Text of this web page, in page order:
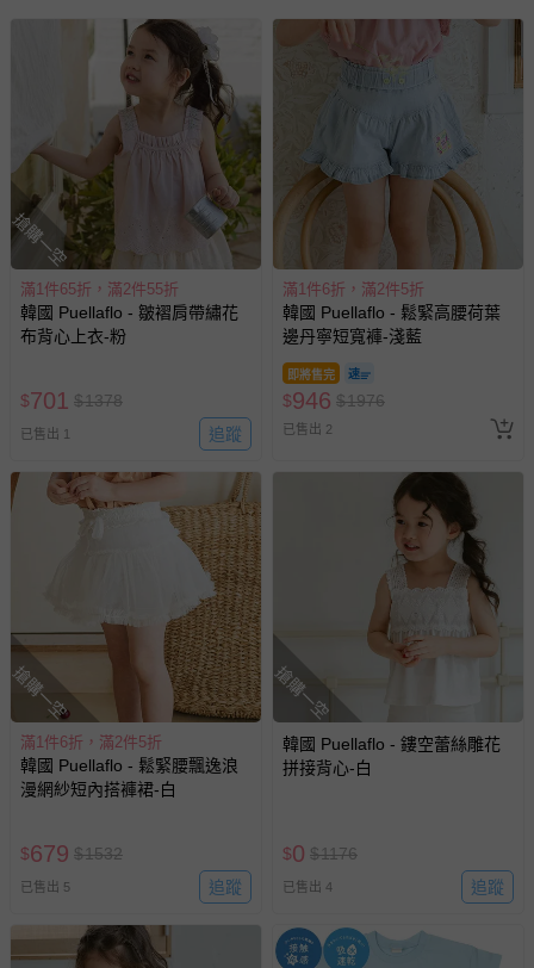
- 第一次穿之前請用手洗或乾洗
- 洗滌請以30度以下冷水做清洗，溫水可能會造成移染或掉色！
- 含羊毛、聚酯纖維、壓克力毛料纖維等材質，建議手洗或機洗
選擇羊毛料洗程。所有衣服請翻面放洗衣袋清洗，請勿烘乾。
- 有蕾絲或網紗的商品強烈建議手洗以免破損
- 有圖案、印花，特別是立體的設計，建議手洗，如要機洗，請
務必翻面放洗衣網，再放洗衣機，以免損壞到圖案！
- 每件商品在拍攝時力求忠實呈現，但因為每台電腦、手機或平
板會因為螢幕亮度及解析度不同，所以顏色與實際成品還是會
退換貨須知
搶購一空
滿1件65折，滿2件55折
韓國 Puellaflo - 皺褶肩帶繡花
布背心上衣-粉
$701 $1378
已售出 1 追蹤
滿1件6折，滿2件5折
韓國 Puellaflo - 鬆緊高腰荷葉
邊丹寧短寬褲-淺藍
即將售完
$946 $1976
已售出 2
搶購一空
滿1件6折，滿2件5折
韓國 Puellaflo - 鬆緊腰飄逸浪
漫網紗短內搭褲裙-白
$679 $1532
已售出 5 追蹤
搶購一空
韓國 Puellaflo - 鏤空蕾絲雕花
拼接背心-白
$0 $1176
已售出 4 追蹤